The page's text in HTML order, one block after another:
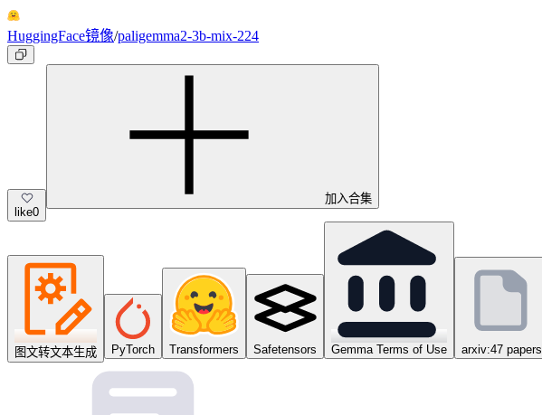
HuggingFace镜像/paligemma2-3b-mix-224
like0
加入合集
图文转文本生成 PyTorch Transformers Safetensors Gemma Terms of Use arxiv:47 papers